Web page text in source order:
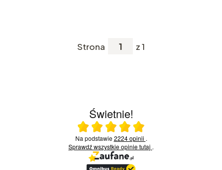
Strona z 1
Świetnie!
Ocena średnia 5 na 5
Na podstawie2224 opinii .
Sprawdź wszystkie opinietutaj .